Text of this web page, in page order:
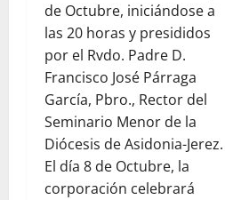
de Octubre, iniciándose a
las 20 horas y presididos
por el Rvdo. Padre D.
Francisco José Párraga
García, Pbro., Rector del
Seminario Menor de la
Diócesis de Asidonia-Jerez.
El día 8 de Octubre, la
corporación celebrará